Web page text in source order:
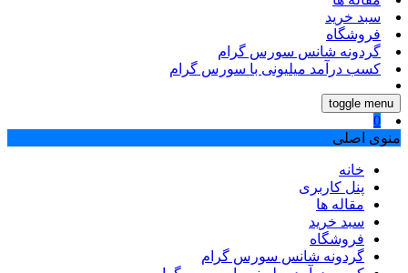
سبد خرید
فروشگاه
گردونه شانس سورس گرام
کسب درآمد میلیونی با سورس گرام
toggle menu
0
منوی اصلی
خانه
پنل کاربری
مقاله ها
سبد خرید
فروشگاه
گردونه شانس سورس گرام